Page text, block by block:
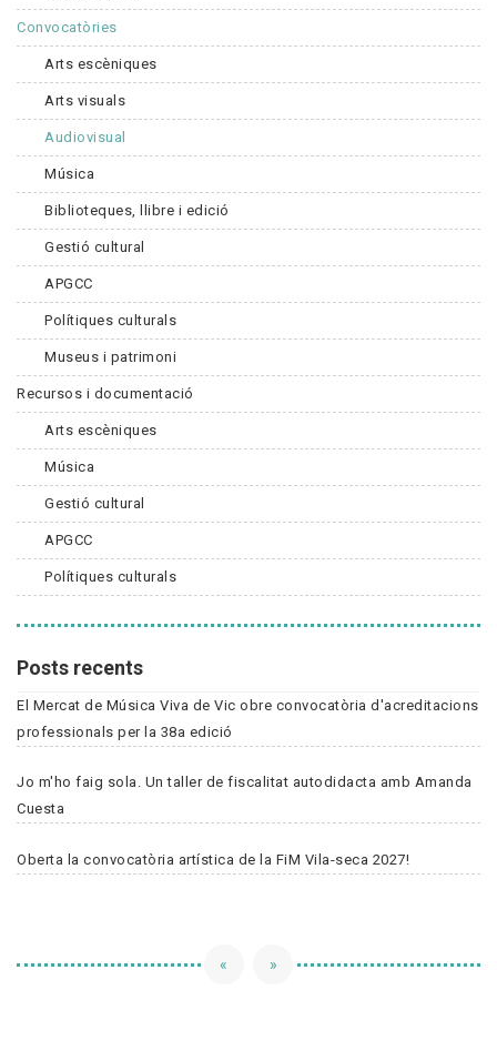
Convocatòries
Arts escèniques
Arts visuals
Audiovisual
Música
Biblioteques, llibre i edició
Gestió cultural
APGCC
Polítiques culturals
Museus i patrimoni
Recursos i documentació
Arts escèniques
Música
Gestió cultural
APGCC
Polítiques culturals
Posts recents
El Mercat de Música Viva de Vic obre convocatòria d'acreditacions
professionals per la 38a edició
Jo m'ho faig sola. Un taller de fiscalitat autodidacta amb Amanda
Cuesta
Oberta la convocatòria artística de la FiM Vila-seca 2027!
« »